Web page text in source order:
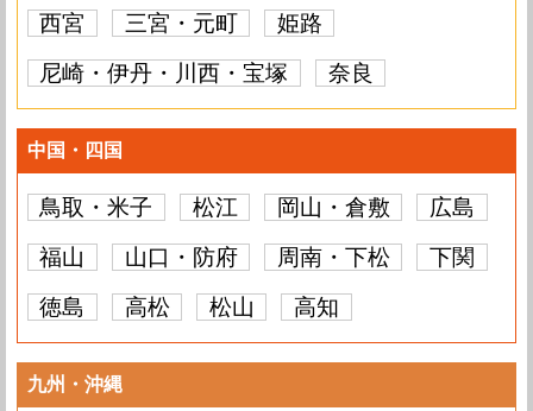
西宮
三宮・元町
姫路
尼崎・伊丹・川西・宝塚
奈良
中国・四国
鳥取・米子 松江 岡山・倉敷
広島
福山
山口・防府 周南・下松
下関
徳島
高松 松山 高知
九州・沖縄